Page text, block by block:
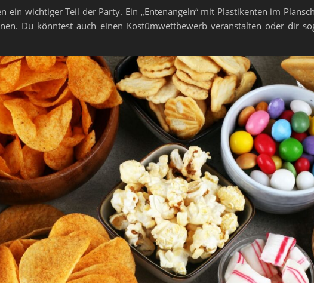
wichtiger Teil der Party. Ein „Entenangeln“ mit Plastikenten im
Du könntest auch einen Kostümwettbewerb veranstalten oder dir